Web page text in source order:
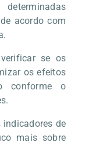
acordo com
se os
os efeitos
conforme o
indicadores de
mais sobre